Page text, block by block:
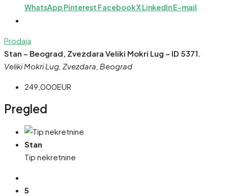
WhatsApp Pinterest FacebookXLinkedInE-mail
Prodaja
Stan – Beograd, Zvezdara Veliki Mokri Lug – ID 5371.
Veliki Mokri Lug, Zvezdara, Beograd
249,000EUR
Pregled
Stan
Tip nekretnine
5